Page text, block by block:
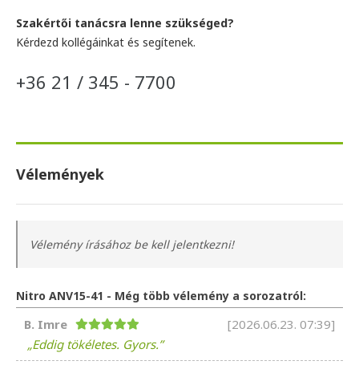
Szakértői tanácsra lenne szükséged?
Kérdezd kollégáinkat és segítenek.
+36 21 / 345 - 7700
Vélemények
Vélemény írásához be kell jelentkezni!
Nitro ANV15-41 - Még több vélemény a sorozatról:
B. Imre
[2026.06.23. 07:39]
Eddig tökéletes. Gyors.